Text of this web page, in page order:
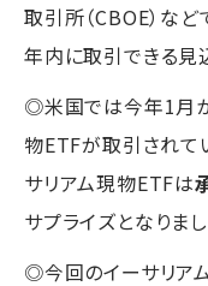
取引所（CBOE）な
年内に取引できる見
◎米国では今年1月
物ETFが取引されて
サリアム現物ETFは
サプライズとなりま
◎今回のイーサリア